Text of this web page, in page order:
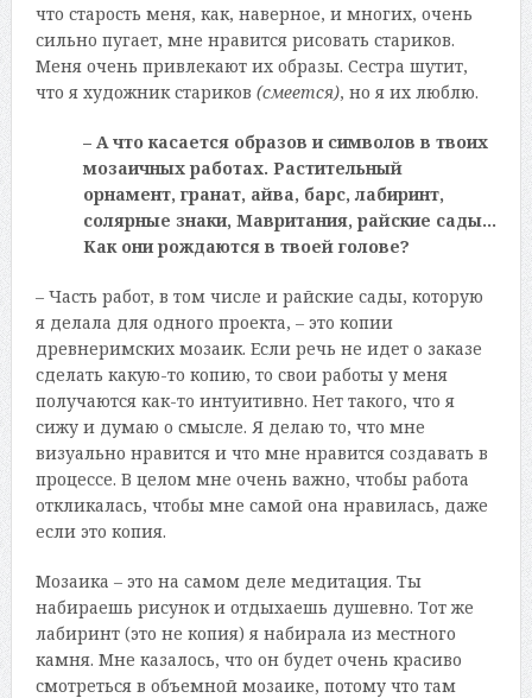
что старость меня, как, наверное, и многих, очень
сильно пугает, мне нравится рисовать стариков.
Меня очень привлекают их образы. Сестра шутит,
что я художник стариков (смеется), но я их люблю.
– А что касается образов и символов в твоих
мозаичных работах. Растительный
орнамент, гранат, айва, барс, лабиринт,
солярные знаки, Мавритания, райские сады…
Как они рождаются в твоей голове?
– Часть работ, в том числе и райские сады, которую
я делала для одного проекта, – это копии
древнеримских мозаик. Если речь не идет о заказе
сделать какую-то копию, то свои работы у меня
получаются как-то интуитивно. Нет такого, что я
сижу и думаю о смысле. Я делаю то, что мне
визуально нравится и что мне нравится создавать в
процессе. В целом мне очень важно, чтобы работа
откликалась, чтобы мне самой она нравилась, даже
если это копия.
Мозаика – это на самом деле медитация. Ты
набираешь рисунок и отдыхаешь душевно. Тот же
лабиринт (это не копия) я набирала из местного
камня. Мне казалось, что он будет очень красиво
смотреться в объемной мозаике, потому что там